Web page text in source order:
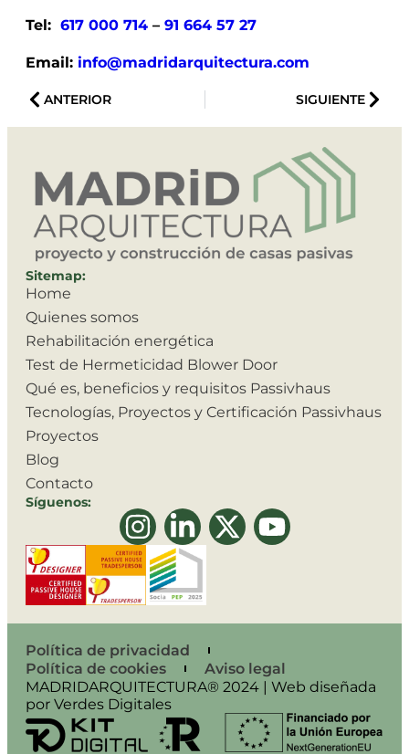
Tel: 617 000 714 – 91 664 57 27
Email: info@madridarquitectura.com
ANTERIOR SIGUIENTE
Sitemap:
Home
Quienes somos
Rehabilitación energética
Test de Hermeticidad Blower Door
Qué es, beneficios y requisitos Passivhaus
Tecnologías, Proyectos y Certificación Passivhaus
Proyectos
Blog
Contacto
Síguenos:
Política de privacidad
Política de cookies
Aviso legal
MADRIDARQUITECTURA® 2024 | Web diseñada
por Verdes Digitales